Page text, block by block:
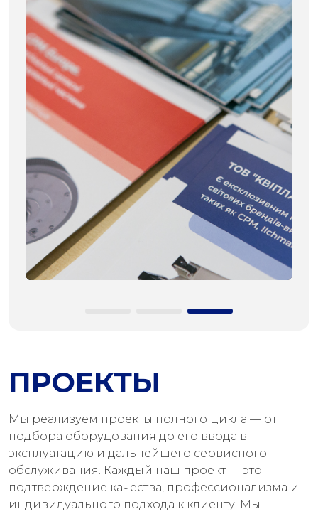
ПРОЕКТЫ
Мы реализуем проекты полного цикла — от
подбора оборудования до его ввода в
эксплуатацию и дальнейшего сервисного
обслуживания. Каждый наш проект — это
подтверждение качества, профессионализма и
индивидуального подхода к клиенту. Мы